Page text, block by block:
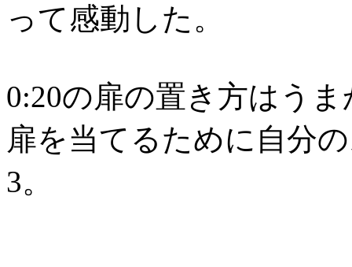
って感動した。
0:20の扉の置き方はう
扉を当てるために自分
3。